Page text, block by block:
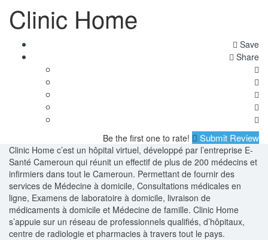
Clinic Home
Save
Share
Be the first one to rate! Submit Review
Clinic Home c’est un hôpital virtuel, développé par l’entreprise E-
Santé Cameroun qui réunit un effectif de plus de 200 médecins et
infirmiers dans tout le Cameroun. Permettant de fournir des
services de Médecine à domicile, Consultations médicales en
ligne, Examens de laboratoire à domicile, livraison de
médicaments à domicile et Médecine de famille. Clinic Home
s’appuie sur un réseau de professionnels qualifiés, d’hôpitaux,
centre de radiologie et pharmacies à travers tout le pays.